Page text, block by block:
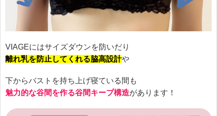
VIAGEにはサイズダウンを防いだり
離れ乳を防止してくれる脇高設計や
下からバストを持ち上げ寝ている間も
魅力的な谷間を作る谷間キープ構造があります！